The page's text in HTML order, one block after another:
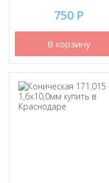
750 Р
В корзину